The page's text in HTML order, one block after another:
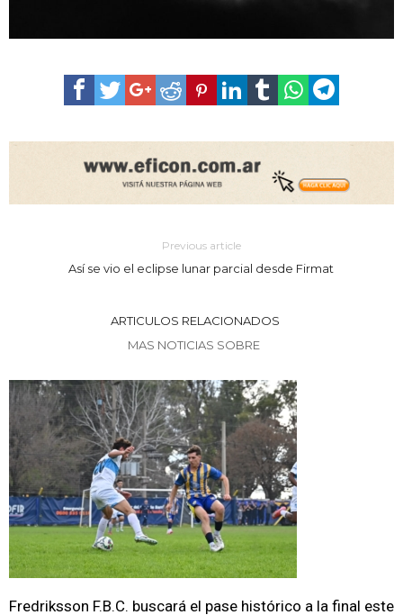
Previous article
Así se vio el eclipse lunar parcial desde Firmat
ARTICULOS RELACIONADOS
MAS NOTICIAS SOBRE
Fredriksson F.B.C. buscará el pase histórico a la final este